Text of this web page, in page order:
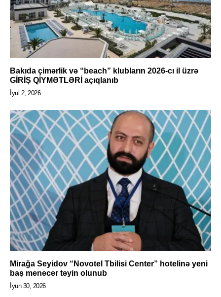
Bakıda çimərlik və “beach” klubların 2026-cı il üzrə
GİRİŞ QİYMƏTLƏRİ açıqlanıb
İyul 2, 2026
Mirağa Seyidov “Novotel Tbilisi Center” hotelinə yeni
baş menecer təyin olunub
İyun 30, 2026